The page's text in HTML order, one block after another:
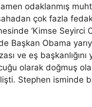
odaklanmış
çok fazla
‘Kimse Seyirci
Başkan Obama
ve eş
olarak doğmuş
Stephen isminde